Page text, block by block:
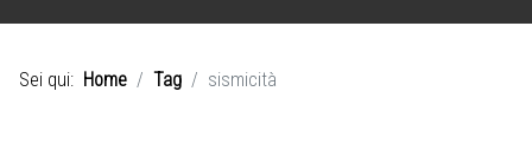
Sei qui: Home Tag sismicità